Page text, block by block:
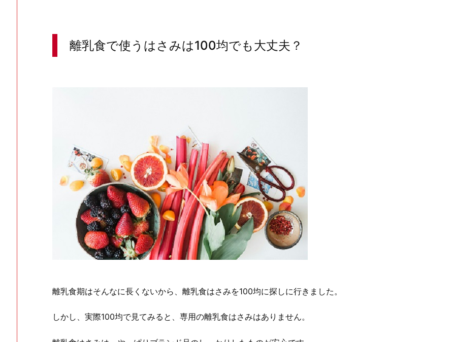
離乳食で使うはさみは100均でも大丈夫？
離乳食期はそんなに長くないから、離乳食はさみを100均に探しに行きました。
しかし、実際100均で見てみると、専用の離乳食はさみはありません。